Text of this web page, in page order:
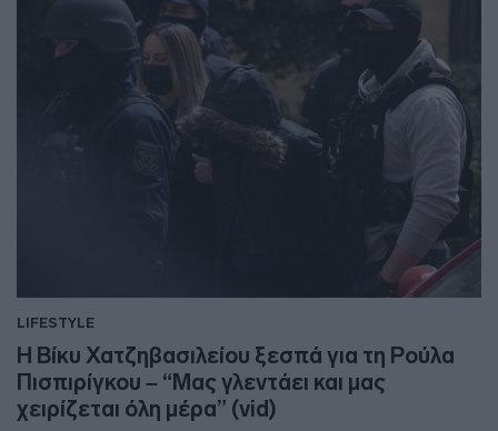
LIFESTYLE
Η Βίκυ Χατζηβασιλείου ξεσπά για τη Ρούλα
Πισπιρίγκου – “Μας γλεντάει και μας
χειρίζεται όλη μέρα” (vid)